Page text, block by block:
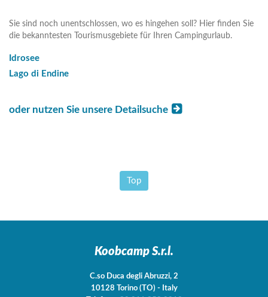
Sie sind noch unentschlossen, wo es hingehen soll? Hier finden Sie
die bekanntesten Tourismusgebiete für Ihren Campingurlaub.
Idrosee
Lago di Endine
oder nutzen Sie unsere Detailsuche
Top
Koobcamp S.r.l.
C.so Duca degli Abruzzi, 2
10128 Torino (TO) - Italy